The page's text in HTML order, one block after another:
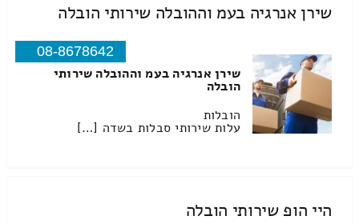
שירן אנרגיה בעמ וההובלה שירותי הובלה
08-8678642
שירן אנרגיה בעמ וההובלה שירותי
הובלה
הובלות
עלות שירותי סבלות בשדה […]
היי הופ שירותי הובלה